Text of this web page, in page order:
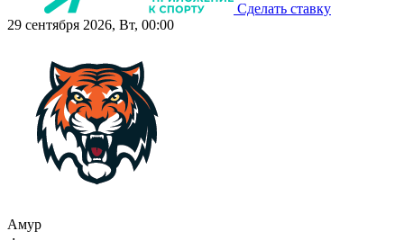
Сделать ставку
29 сентября 2026, Вт, 00:00
Амур